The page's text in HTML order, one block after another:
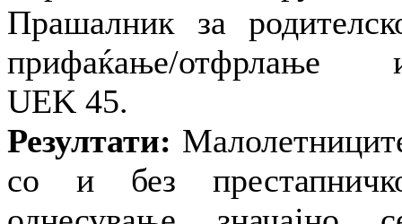
Прашалник за
прифаќање/отфрлање
UEK 45.
Резултати:
со и без